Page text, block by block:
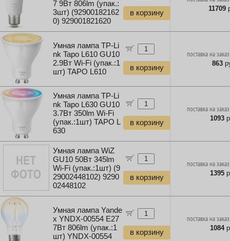
7 9Вт 806lm (упак.:
3шт) (92900182162
0) 929001821620
в корзину
11709
Умная лампа TP-Li
nk Tapo L610 GU10
2.9Вт Wi-Fi (упак.:1
шт) TAPO L610
в корзину
поставка на
863
Умная лампа TP-Li
nk Tapo L630 GU10
3.7Вт 350lm Wi-Fi
(упак.:1шт) TAPO L
630
в корзину
поставка на
1093
Умная лампа WiZ
GU10 50Вт 345lm
Wi-Fi (упак.:1шт) (9
29002448102) 9290
02448102
в корзину
поставка на
1395
Умная лампа Yande
x YNDX-00554 E27
7Вт 806lm (упак.:1
шт) YNDX-00554
в корзину
поставка на
1084